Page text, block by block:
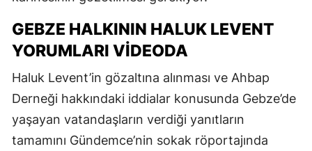
GEBZE HALKININ HALUK LEVENT
YORUMLARI VIDEODA
Haluk Levent’in gözaltına alınması ve Ahbap
Derneği hakkındaki iddialar konusunda Gebze’de
yaşayan vatandaşların verdiği yanıtların
tamamını Gündemce’nin sokak röportajında